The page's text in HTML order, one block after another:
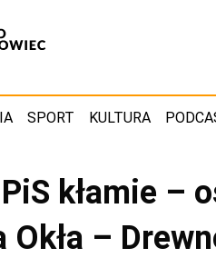
SPORT KULTURA
kłamie –
Okła –